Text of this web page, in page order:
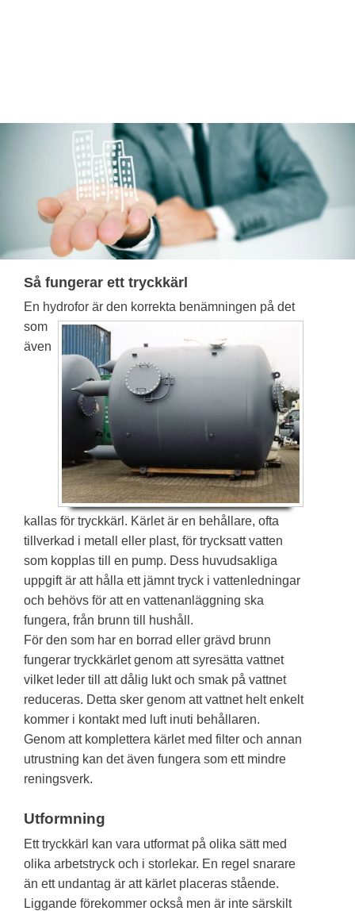
Så fungerar ett tryckkärl
En hydrofor är den korrekta benämningen på det
som
även
kallas för tryckkärl. Kärlet är en behållare, ofta
tillverkad i metall eller plast, för trycksatt vatten
som kopplas till en pump. Dess huvudsakliga
uppgift är att hålla ett jämnt tryck i vattenledningar
och behövs för att en vattenanläggning ska
fungera, från brunn till hushåll.
För den som har en borrad eller grävd brunn
fungerar tryckkärlet genom att syresätta vattnet
vilket leder till att dålig lukt och smak på vattnet
reduceras. Detta sker genom att vattnet helt enkelt
kommer i kontakt med luft inuti behållaren.
Genom att komplettera kärlet med filter och annan
utrustning kan det även fungera som ett mindre
reningsverk.
Utformning
Ett tryckkärl kan vara utformat på olika sätt med
olika arbetstryck och i storlekar. En regel snarare
än ett undantag är att kärlet placeras stående.
Liggande förekommer också men är inte särskilt